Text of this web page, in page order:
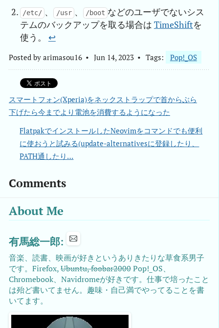
/etc/ 、 /usr 、 /boot などのユーザでないシス
テムのバックアップを取る場合は TimeShiftを
使う。 ↩︎
Posted by arimasou16 Jun 14, 2023 Tags: Pop!_OS
スマートフォン(Xperia)をネックストラップで首からぶら
下げたら今までより電池を消費するようになった
FlatpakでインストールしたNeovimをコマンドでも便利
に使おうと試みる(update-alternativesに登録したり、
PATH通したり…
Comments
About Me
有馬総一郎:
音楽、読書、映画が好きというありきたりな草食系男子
です。Firefox,Ubuntu, foobar2000Pop!_OS、
Chromebook、Navidromeが好きです。仕事で培ったこと
は殆ど書いてません。趣味・自己満でやってることを書
いてます。